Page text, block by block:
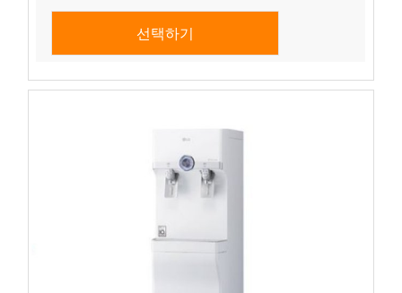
선택하기